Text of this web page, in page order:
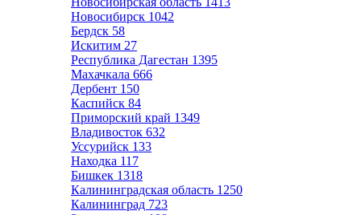
Новосибирск 1042
Бердск 58
Искитим 27
Республика Дагестан 1395
Махачкала 666
Дербент 150
Каспийск 84
Приморский край 1349
Владивосток 632
Уссурийск 133
Находка 117
Бишкек 1318
Калининградская область 1250
Калининград 723